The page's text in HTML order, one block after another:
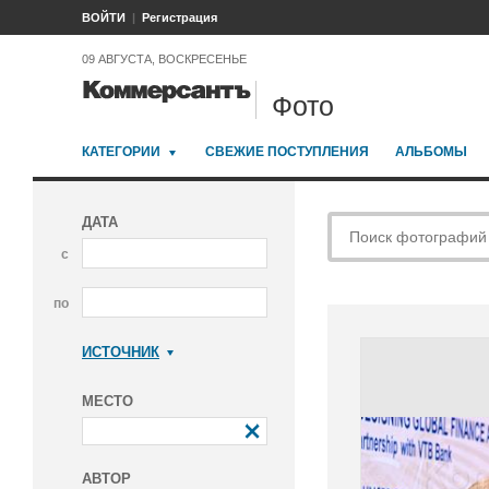
ВОЙТИ Регистрация
09 АВГУСТА, ВОСКРЕСЕНЬЕ
Фото
КАТЕГОРИИ СВЕЖИЕ ПОСТУПЛЕНИЯ АЛЬБОМЫ
ДАТА
с
по
ИСТОЧНИК
МЕСТО
АВТОР